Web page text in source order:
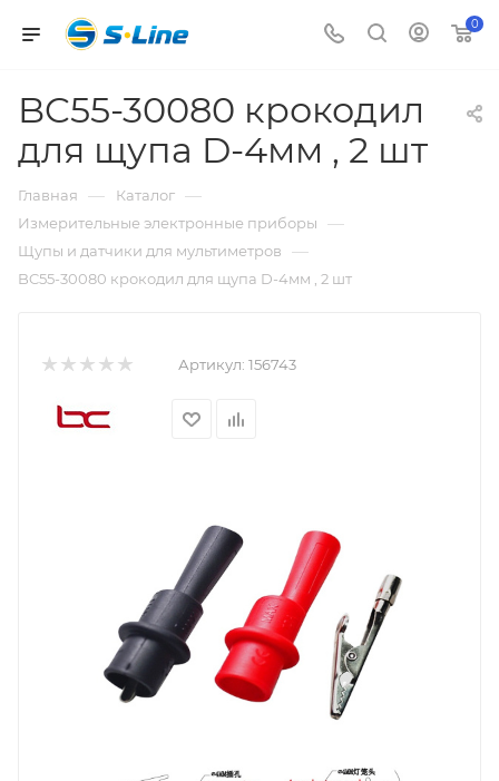
0
BC55-30080 крокодил
для щупа D-4мм , 2 шт
Главная — Каталог —
Измерительные электронные приборы —
Щупы и датчики для мультиметров —
BC55-30080 крокодил для щупа D-4мм , 2 шт
Артикул: 156743